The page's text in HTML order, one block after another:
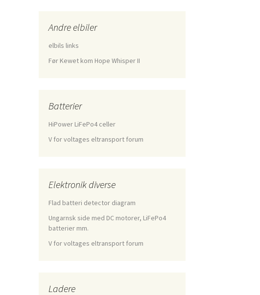
Andre elbiler
elbils links
Før Kewet kom Hope Whisper II
Batterier
HiPower LiFePo4 celler
V for voltages eltransport forum
Elektronik diverse
Flad batteri detector diagram
Ungarnsk side med DC motorer, LiFePo4
batterier mm.
V for voltages eltransport forum
Ladere